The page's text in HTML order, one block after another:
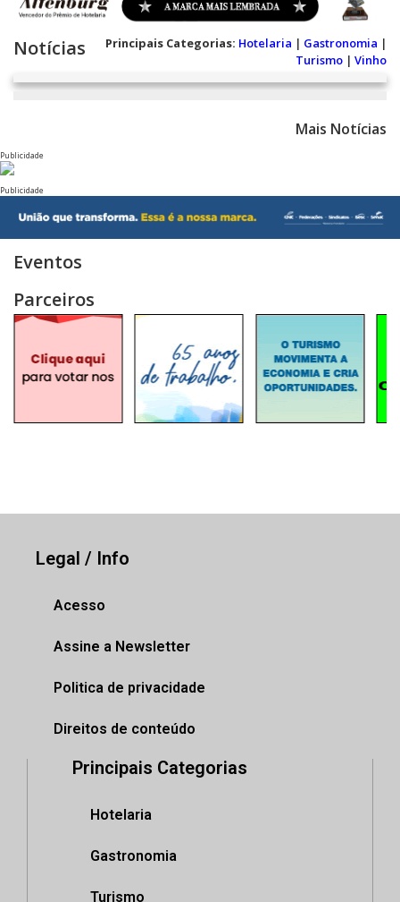
Notícias Principais Categorias: Hotelaria | Gastronomia |
Turismo | Vinho
Mais Notícias
Publicidade
Publicidade
Eventos
Parceiros
Legal / Info
Acesso
Assine a Newsletter
Politica de privacidade
Direitos de conteúdo
Principais Categorias
Hotelaria
Gastronomia
Turismo